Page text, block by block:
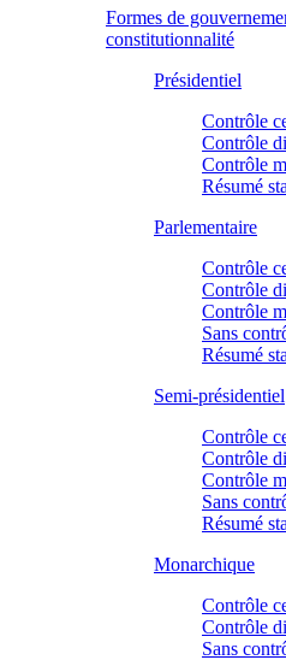
Formes de
constitutionnalité
Présidentiel
Contrôle
Contrôle
Contrôle
Résumé
Parlementaire
Contrôle
Contrôle
Contrôle
Sans
Résumé
Semi-présidentiel
Contrôle
Contrôle
Contrôle
Sans
Résumé
Monarchique
Contrôle
Contrôle
Sans